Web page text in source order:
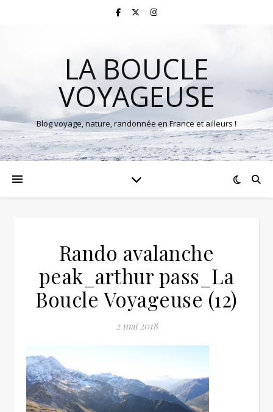
LA BOUCLE
VOYAGEUSE
Blog voyage, nature, randonnée en France et ailleurs !
Rando avalanche
peak_arthur pass_La
Boucle Voyageuse (12)
2 mai 2018